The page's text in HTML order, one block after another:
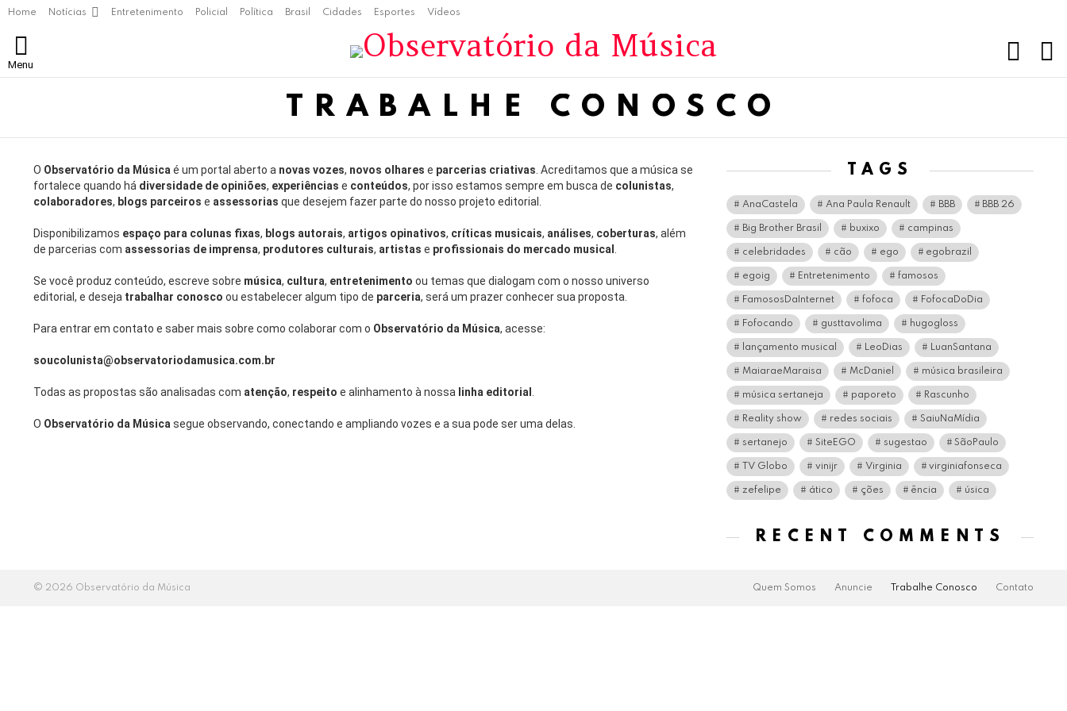
Home Notícias Entretenimento Policial Política Brasil Cidades Esportes Vídeos
Menu
TRABALHE CONOSCO
O Observatório da Música é um portal aberto a novas vozes, novos olhares e parcerias criativas . Acreditamos que a música se
fortalece quando há diversidade de opiniões, experiências e conteúdos, por isso estamos sempre em busca de colunistas,
colaboradores, blogs parceiros e assessorias que desejem fazer parte do nosso projeto editorial.
Disponibilizamos espaço para colunas fixas, blogs autorais, artigos opinativos, críticas musicais, análises, coberturas, além
de parcerias com assessorias de imprensa, produtores culturais, artistas e profissionais do mercado musical
Se você produz conteúdo, escreve sobre música, cultura, entretenimento ou temas que dialogam com o nosso universo
editorial, e deseja trabalhar conosco ou estabelecer algum tipo de parceria, será um prazer conhecer sua proposta.
Para entrar em contato e saber mais sobre como colaborar com o Observatório da Música, acesse:
soucolunista@observatoriodamusica.com.br
Todas as propostas são analisadas com atenção, respeito e alinhamento à nossa linha editorial
O Observatório da Música segue observando, conectando e ampliando vozes e a sua pode ser uma delas.
TAGS
AnaCastela Ana Paula Renault BBB BBB 26
Big Brother Brasil buxixo campinas
celebridades cão ego egobrazil
egoig Entretenimento famosos
FamososDaInternet fofoca FofocaDoDia
Fofocando gusttavolima hugogloss
lançamento musical LeoDias LuanSantana
MaiaraeMaraisa McDaniel música brasileira
música sertaneja paporeto Rascunho
Reality show redes sociais SaiuNaMídia
sertanejo SiteEGO sugestao SãoPaulo
TV Globo vinijr Virginia virginiafonseca
zefelipe ático ções ência úsica
RECENT COMMENTS
© 2026 Observatório da Música Quem Somos Anuncie Trabalhe Conosco Contato